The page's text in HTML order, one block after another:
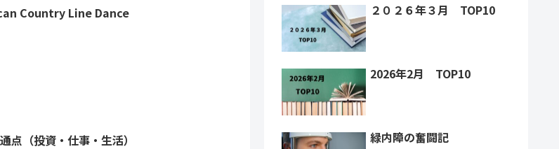
リー ライン ダンス American Country Line Dance
点（投資・仕事・生活）
２０２６年３月 TOP10
2026年2月 TOP10
緑内障の奮闘記